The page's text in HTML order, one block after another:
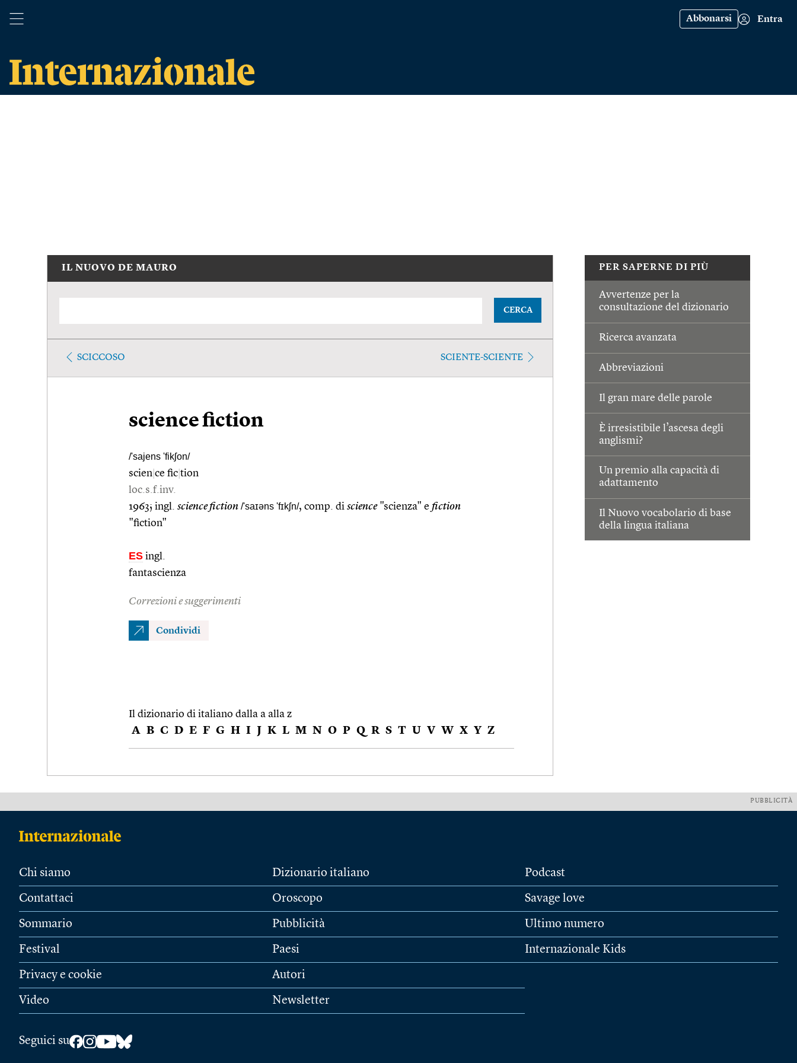
Abbonarsi Entra
PER SAPERNE DI PIÙ
Avvertenze per la
consultazione del dizionario
Ricerca avanzata
Abbreviazioni
Il gran mare delle parole
È irresistibile l’ascesa degli
anglismi?
Un premio alla capacità di
adattamento
Il Nuovo vocabolario di base
della lingua italiana
IL NUOVO DE MAURO
CERCA
SCICCOSO SCIENTE-SCIENTE
science fiction
/'sajens 'fikʃon/
scien ce fic tion
loc.s.f.inv.
1963; ingl. science fiction /'saɪəns 'fɪkʃn/, comp. di science"scienza" e fiction
"fiction"
ES ingl.
fantascienza
Correzioni e suggerimenti
Condividi
Il dizionario di italiano dalla a alla z
A B C D E F G H I J K L M N O P Q R S T U V W X Y Z
PUBBLICITÀ
Chi siamo
Contattaci
Sommario
Festival
Privacy e cookie
Video
Dizionario italiano
Oroscopo
Pubblicità
Paesi
Autori
Newsletter
Podcast
Savage love
Ultimo numero
Internazionale Kids
Seguici su